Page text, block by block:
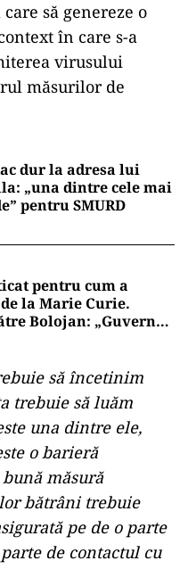
să genereze o
în care s-a
virusului
măsurilor de
dur la adresa lui
„una dintre cele mai
pentru SMURD
pentru cum a
la Marie Curie.
Bolojan: „Guvernul
să încetinim
trebuie să luăm
una dintre ele,
o barieră
măsură
bătrâni trebuie
pe de o parte
de contactul cu